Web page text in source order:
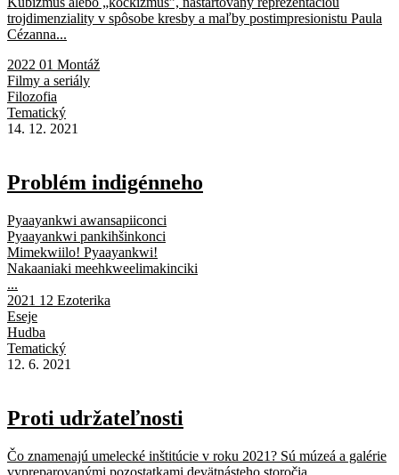
trojdimenziality v spôsobe kresby a maľby postimpresionistu Paula
Cézanna...
2022 01 Montáž
Filmy a seriály
Filozofia
Tematický
14. 12. 2021
Problém indigénneho
Pyaayankwi awansapiiconci
Pyaayankwi pankihšinkonci
Mimekwiilo! Pyaayankwi!
Nakaaniaki meehkweelimakinciki
...
2021 12 Ezoterika
Eseje
Hudba
Tematický
12. 6. 2021
Proti udržateľnosti
Čo znamenajú umelecké inštitúcie v roku 2021? Sú múzeá a galérie
vypreparovanými pozostatkami devätnásteho storočia...